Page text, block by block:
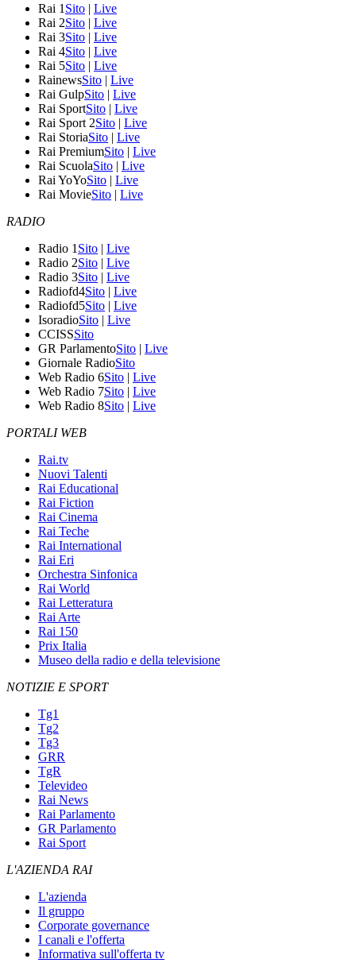
Rai 1 Sito | Live
Rai 2Sito | Live
Rai 3Sito | Live
Rai 4Sito | Live
Rai 5Sito | Live
RainewsSito | Live
Rai GulpSito | Live
Rai SportSito | Live
Rai Sport 2Sito | Live
Rai StoriaSito | Live
Rai PremiumSito | Live
Rai ScuolaSito | Live
Rai YoYoSito | Live
Rai MovieSito | Live
RADIO
Radio 1 Sito | Live
Radio 2Sito | Live
Radio 3Sito | Live
Radiofd4Sito | Live
Radiofd5Sito | Live
IsoradioSito | Live
CCISSSito
GR ParlamentoSito | Live
Giornale RadioSito
Web Radio 6Sito | Live
Web Radio 7Sito | Live
Web Radio 8Sito | Live
PORTALI WEB
Rai.tv
Nuovi Talenti
Rai Educational
Rai Fiction
Rai Cinema
Rai Teche
Rai International
Rai Eri
Orchestra Sinfonica
Rai World
Rai Letteratura
Rai Arte
Rai 150
Prix Italia
Museo della radio e della televisione
NOTIZIE E SPORT
Tg1
Tg2
Tg3
GRR
TgR
Televideo
Rai News
Rai Parlamento
GR Parlamento
Rai Sport
L'AZIENDA RAI
L'azienda
Il gruppo
Corporate governance
I canali e l'offerta
Informativa sull'offerta tv